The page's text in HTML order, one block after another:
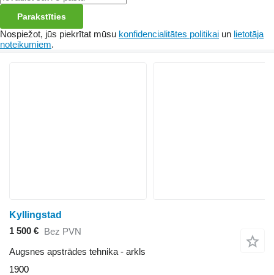
Parakstīties
Nospiežot, jūs piekrītat mūsu konfidencialitātes politikai un lietotāja
noteikumiem.
Kyllingstad
1 500 € Bez PVN
Augsnes apstrādes tehnika - arkls
1900